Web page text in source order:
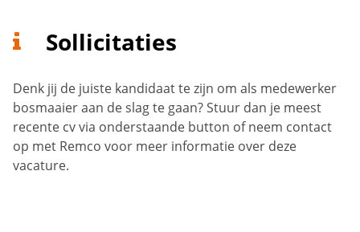
Sollicitaties
Denk jij de juiste kandidaat te zijn om als medewerker
bosmaaier aan de slag te gaan? Stuur dan je meest
recente cv via onderstaande button of neem contact
op met Remco voor meer informatie over deze
vacature.